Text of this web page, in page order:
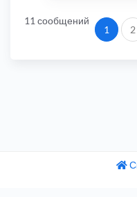
11 сообщений
1 2